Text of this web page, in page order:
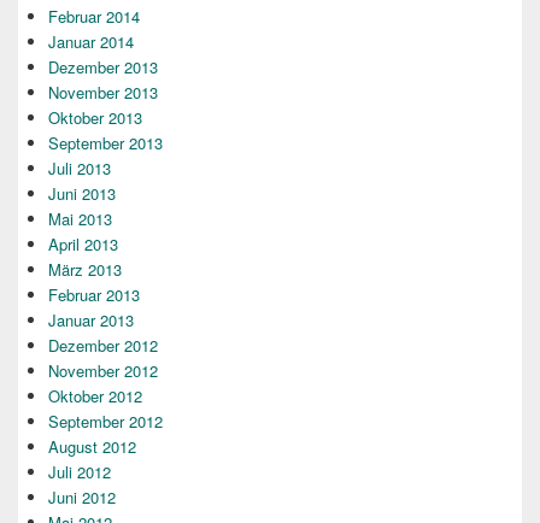
Februar 2014
Januar 2014
Dezember 2013
November 2013
Oktober 2013
September 2013
Juli 2013
Juni 2013
Mai 2013
April 2013
März 2013
Februar 2013
Januar 2013
Dezember 2012
November 2012
Oktober 2012
September 2012
August 2012
Juli 2012
Juni 2012